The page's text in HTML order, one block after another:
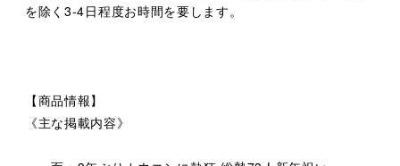
を除く3-4日程度お時間を要します。
【商品情報】
《主な掲載内容》